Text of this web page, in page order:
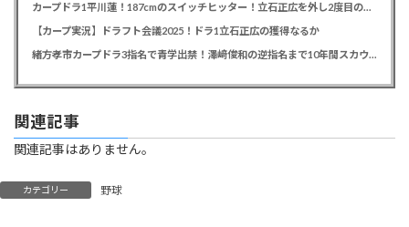
カープドラ1平川蓮！187cmのスイッチヒッター！立石正広を外し2度目の重複も新井監督がクジを引き当てる！【ドラフト会議2025】
【カープ実況】ドラフト会議2025！ドラ1立石正広の獲得なるか
緒方孝市カープドラ3指名で青学出禁！澤﨑俊和の逆指名まで10年間スカウト出禁
関連記事
関連記事はありません。
カテゴリー 野球